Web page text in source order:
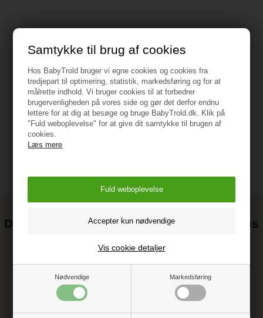
Samtykke til brug af cookies
Hos BabyTrold bruger vi egne cookies og cookies fra
tredjepart til optimering, statistik, markedsføring og for at
målrette indhold. Vi bruger cookies til at forbedrer
brugervenligheden på vores side og gør det derfor endnu
lettere for at dig at besøge og bruge BabyTrold.dk. Klik på
"Fuld weboplevelse" for at give dit samtykke til brugen af
cookies.
Læs mere
Nødvendige Markedsføring
Vis cookie detaljer
Specifikationer
Vejledning
Det kan blive endnu billigere at handle hos
Tilmeld dig vores nyhedsbrev og gå ikke glip af gode tilbud